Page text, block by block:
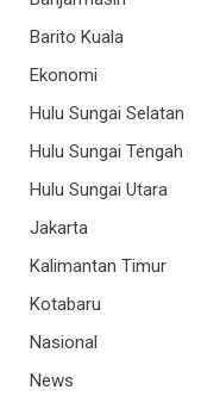
Barito Kuala
Ekonomi
Hulu Sungai Selatan
Hulu Sungai Tengah
Hulu Sungai Utara
Jakarta
Kalimantan Timur
Kotabaru
Nasional
News